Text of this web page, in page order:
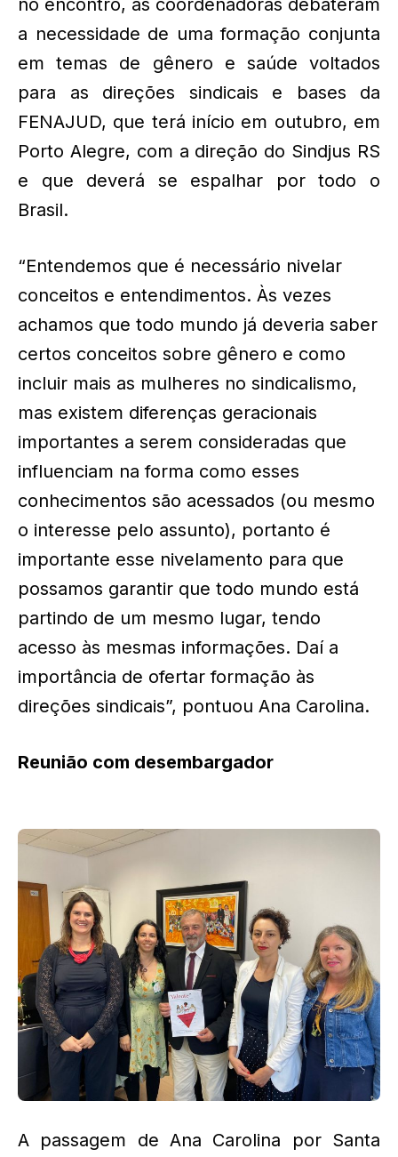
a necessidade de uma formação conjunta
em temas de gênero e saúde voltados
para as direções sindicais e bases da
FENAJUD, que terá início em outubro, em
Porto Alegre, com a direção do Sindjus RS
e que deverá se espalhar por todo o
Brasil.
“Entendemos que é necessário nivelar
conceitos e entendimentos. Às vezes
achamos que todo mundo já deveria saber
certos conceitos sobre gênero e como
incluir mais as mulheres no sindicalismo,
mas existem diferenças geracionais
importantes a serem consideradas que
influenciam na forma como esses
conhecimentos são acessados (ou mesmo
o interesse pelo assunto), portanto é
importante esse nivelamento para que
possamos garantir que todo mundo está
partindo de um mesmo lugar, tendo
acesso às mesmas informações. Daí a
importância de ofertar formação às
direções sindicais”, pontuou Ana Carolina.
Reunião com desembargador
A passagem de Ana Carolina por Santa